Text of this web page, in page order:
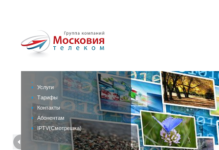
Услуги
Тарифы
Контакты
Абонентам
IPTV(Смотрешка)